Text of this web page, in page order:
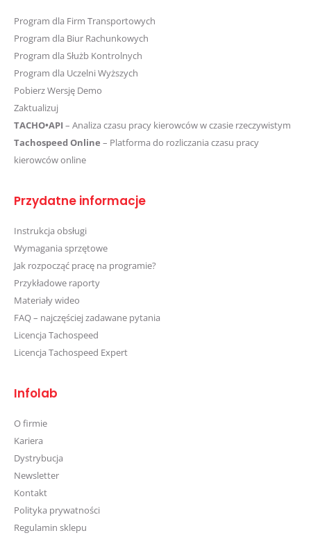
Program dla Firm Transportowych
Program dla Biur Rachunkowych
Program dla Służb Kontrolnych
Program dla Uczelni Wyższych
Pobierz Wersję Demo
Zaktualizuj
TACHO•API – Analiza czasu pracy kierowców w czasie rzeczywistym
Tachospeed Online – Platforma do rozliczania czasu pracy
kierowców online
Przydatne informacje
Instrukcja obsługi
Wymagania sprzętowe
Jak rozpocząć pracę na programie?
Przykładowe raporty
Materiały wideo
FAQ – najczęściej zadawane pytania
Licencja Tachospeed
Licencja Tachospeed Expert
Infolab
O firmie
Kariera
Dystrybucja
Newsletter
Kontakt
Polityka prywatności
Regulamin sklepu